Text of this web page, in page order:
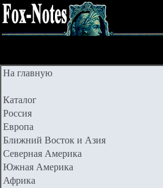
На главную
Каталог
Россия
Европа
Ближний Восток и Азия
Северная Америка
Южная Америка
Африка